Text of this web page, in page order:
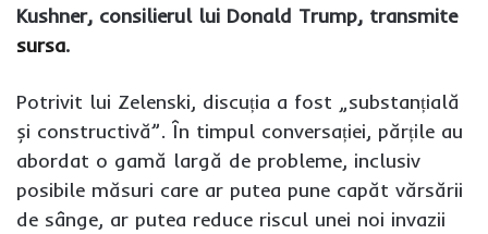
Kushner, consilierul lui Donald Trump, transmite
sursa.
Potrivit lui Zelenski, discuția a fost „substanțială
și constructivă”. În timpul conversației, părțile au
abordat o gamă largă de probleme, inclusiv
posibile măsuri care ar putea pune capăt vărsării
de sânge, ar putea reduce riscul unei noi invazii